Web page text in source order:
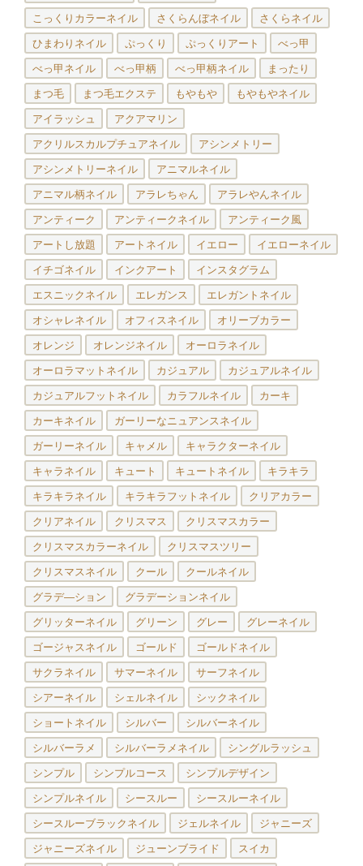
こっくりカラーネイル さくらんぼネイル さくらネイル
ひまわりネイル ぷっくり ぷっくりアート べっ甲
べっ甲ネイル べっ甲柄 べっ甲柄ネイル まったり
まつ毛 まつ毛エクステ もやもや もやもやネイル
アイラッシュ アクアマリン
アクリルスカルプチュアネイル アシンメトリー
アシンメトリーネイル アニマルネイル
アニマル柄ネイル アラレちゃん アラレやんネイル
アンティーク アンティークネイル アンティーク風
アートし放題 アートネイル イエロー イエローネイル
イチゴネイル インクアート インスタグラム
エスニックネイル エレガンス エレガントネイル
オシャレネイル オフィスネイル オリーブカラー
オレンジ オレンジネイル オーロラネイル
オーロラマットネイル カジュアル カジュアルネイル
カジュアルフットネイル カラフルネイル カーキ
カーキネイル ガーリーなニュアンスネイル
ガーリーネイル キャメル キャラクターネイル
キャラネイル キュート キュートネイル キラキラ
キラキラネイル キラキラフットネイル クリアカラー
クリアネイル クリスマス クリスマスカラー
クリスマスカラーネイル クリスマスツリー
クリスマスネイル クール クールネイル
グラデ―ション グラデーションネイル
グリッターネイル グリーン グレー グレーネイル
ゴージャスネイル ゴールド ゴールドネイル
サクラネイル サマーネイル サーフネイル
シアーネイル シェルネイル シックネイル
ショートネイル シルバー シルバーネイル
シルバーラメ シルバーラメネイル シングルラッシュ
シンプル シンプルコース シンプルデザイン
シンプルネイル シースルー シースルーネイル
シースルーブラックネイル ジェルネイル ジャニーズ
ジャニーズネイル ジューンブライド スイカ